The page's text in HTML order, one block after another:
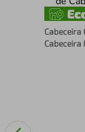
Cabeceira
Cabeceira